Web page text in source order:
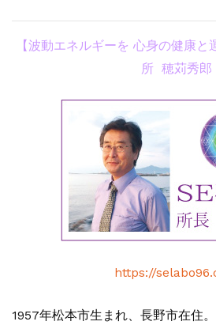
【波動エネルギーを 心身の健康と
所 穂苅秀郎
https://
1957年松本市生まれ、長野市在住